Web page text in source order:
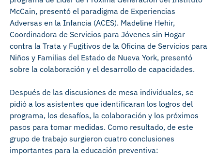
McCain, presentó el paradigma de Experiencias
Adversas en la Infancia (ACES). Madeline Hehir,
Coordinadora de Servicios para Jóvenes sin Hogar
contra la Trata y Fugitivos de la Oficina de Servicios para
Niños y Familias del Estado de Nueva York, presentó
sobre la colaboración y el desarrollo de capacidades.
Después de las discusiones de mesa individuales, se
pidió a los asistentes que identificaran los logros del
programa, los desafíos, la colaboración y los próximos
pasos para tomar medidas. Como resultado, de este
grupo de trabajo surgieron cuatro conclusiones
importantes para la educación preventiva: